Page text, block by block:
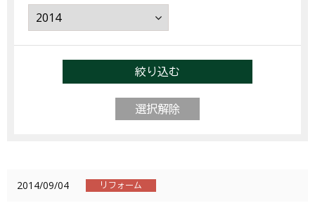
絞り込む
選択解除
2014/09/04 リフォーム